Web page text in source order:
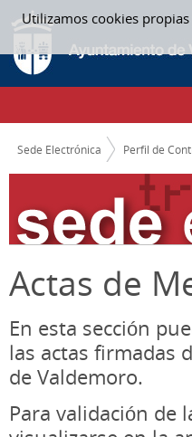
Utilizamos cookies
Saltar al contenido
04. ABRIL - ACTAS MESAS
CAMINO DE MIGAS
Sede Electrónica Perfil de
Actas de
En esta sección
las actas firmadas
de Valdemoro.
Para validación de